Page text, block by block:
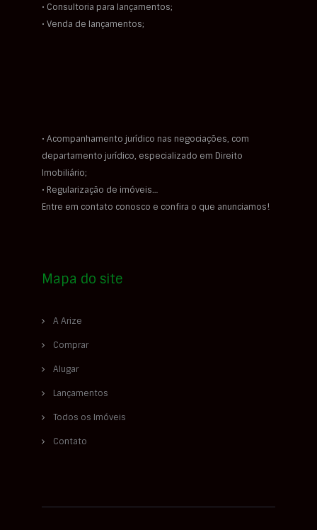
• Consultoria para lançamentos;
• Venda de lançamentos;
• Acompanhamento jurídico nas negociações, com
departamento jurídico, especializado em Direito
Imobiliário;
• Regularização de imóveis…
Entre em contato conosco e confira o que anunciamos!
Mapa do site
A Arize
Comprar
Alugar
Lançamentos
Todos os Imóveis
Contato